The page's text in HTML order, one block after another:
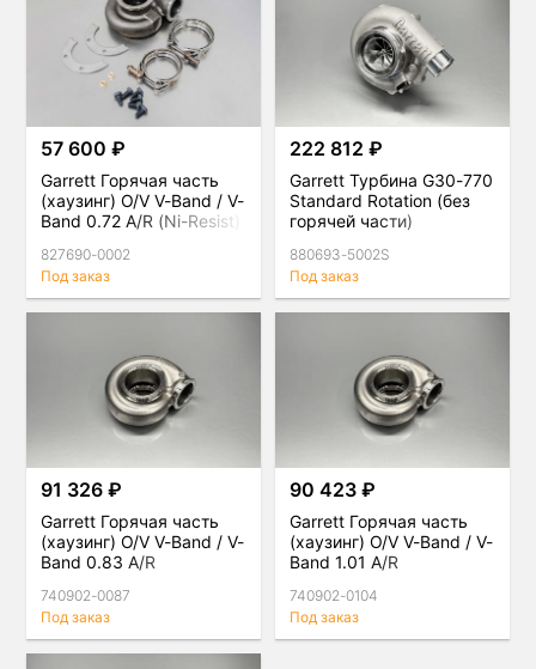
57 600 ₽
Garrett Горячая часть
(хаузинг) O/V V-Band / V-
Band 0.72 A/R (Ni-Resist)
827690-0002
Под заказ
222 812 ₽
Garrett Турбина G30-770
Standard Rotation (без
горячей части)
880693-5002S
Под заказ
91 326 ₽
Garrett Горячая часть
(хаузинг) O/V V-Band / V-
Band 0.83 A/R
740902-0087
Под заказ
90 423 ₽
Garrett Горячая часть
(хаузинг) O/V V-Band / V-
Band 1.01 A/R
740902-0104
Под заказ